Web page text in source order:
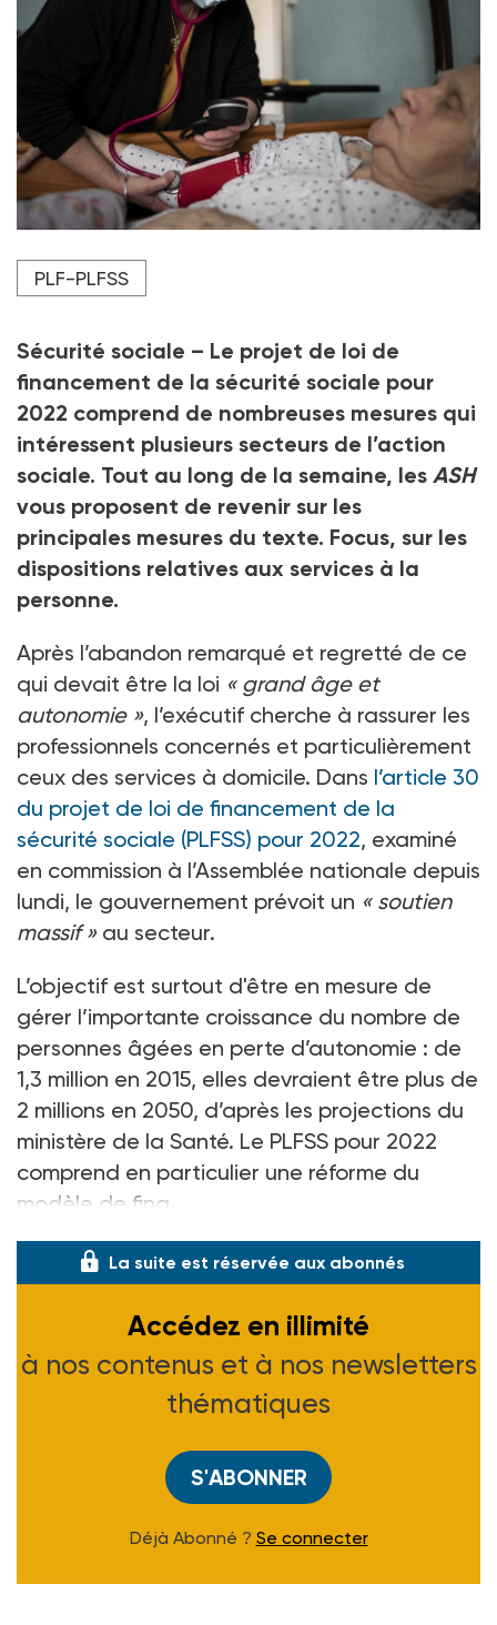
Photo d'illustration.
Crédit photo Bastien Doudaine / Hans Lucas / Hans Lucas
PLF-PLFSS
Sécurité sociale – Le projet de loi de
financement de la sécurité sociale pour
2022 comprend de nombreuses mesures qui
intéressent plusieurs secteurs de l’action
sociale. Tout au long de la semaine, les ASH
vous proposent de revenir sur les
principales mesures du texte. Focus, sur les
dispositions relatives aux services à la
personne.
Après l’abandon remarqué et regretté de ce
qui devait être la loi « grand âge et
autonomie », l’exécutif cherche à rassurer les
professionnels concernés et particulièrement
ceux des services à domicile. Dans l’article 30
du projet de loi de financement de la
sécurité sociale (PLFSS) pour 2022, examiné
en commission à l’Assemblée nationale depuis
lundi, le gouvernement prévoit un « soutien
massif »au secteur.
L’objectif est surtout d'être en mesure de
gérer l’importante croissance du nombre de
personnes âgées en perte d’autonomie : de
1,3 million en 2015, elles devraient être plus de
2 millions en 2050, d’après les projections du
ministère de la Santé. Le PLFSS pour 2022
comprend en particulier une réforme du
modèle de fina
La suite est réservée aux abonnés
Accédez en illimité
à nos contenus et à nos newsletters
thématiques
S'ABONNER
Déjà Abonné ? Se connecter